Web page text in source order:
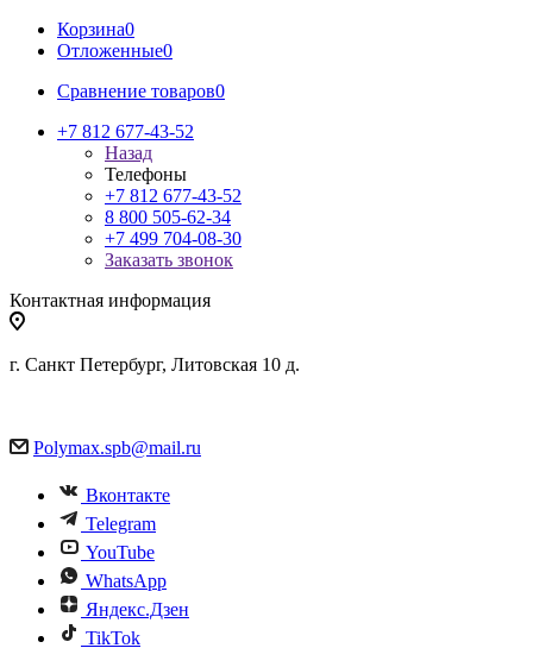
Корзина0
Отложенные0
Сравнение товаров0
+7 812 677-43-52
Назад
Телефоны
+7 812 677-43-52
8 800 505-62-34
+7 499 704-08-30
Заказать звонок
Контактная информация
г. Санкт Петербург, Литовская 10 д.
Polymax.spb@mail.ru
Вконтакте
Telegram
YouTube
WhatsApp
Яндекс.Дзен
TikTok